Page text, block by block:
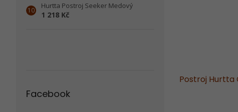
Hurtta Postroj Seeker Medový
1 218 Kč
Facebook
Postroj Hurtta